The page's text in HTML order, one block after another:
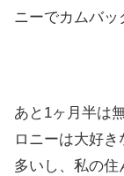
ニーでカムバッ
あと1ヶ月半は
ロニーは大好
多いし、私の住